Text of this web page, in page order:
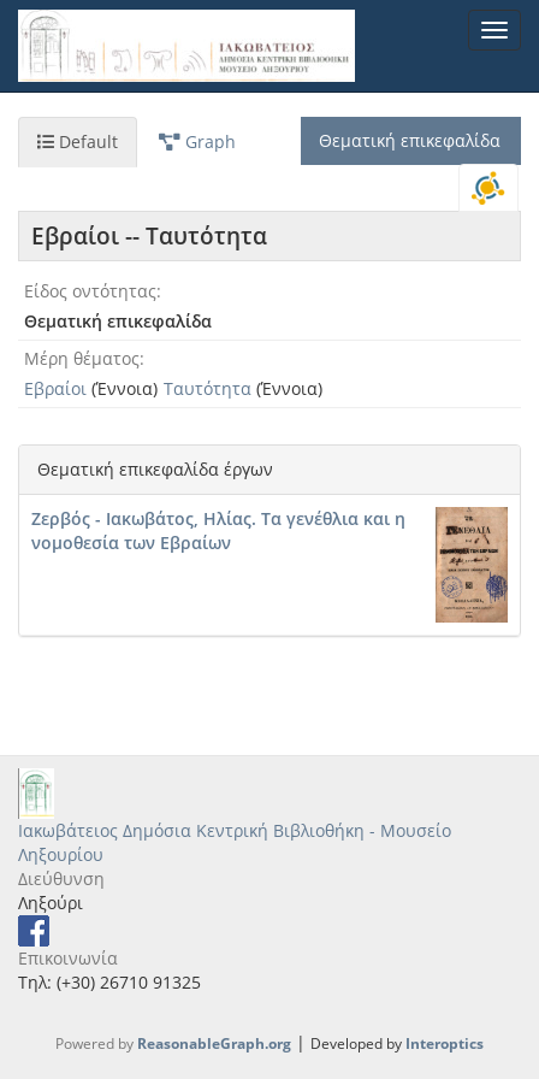
Παράκαμψη
προς
κυρίως
Default Graph Θεματική επικεφαλίδα
Εβραίοι -- Ταυτότητα
Είδος οντότητας
Θεματική επικεφαλίδα
Μέρη θέματος
Εβραίοι (Έννοια) Ταυτότητα (Έννοια)
Θεματική επικεφαλίδα έργων
Ζερβός - Ιακωβάτος, Ηλίας. Τα γενέθλια και η
νομοθεσία των Εβραίων
Ιακωβάτειος Δημόσια Κεντρική Βιβλιοθήκη - Μουσείο
Ληξουρίου
Διεύθυνση
Ληξούρι
Επικοινωνία
Τηλ: (+30) 26710 91325
Powered by ReasonableGraph.org | Developed by Interoptics